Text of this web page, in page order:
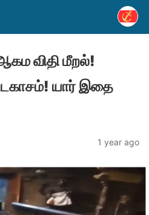
விதி மீறல்!
யார் இதை
1 year ago